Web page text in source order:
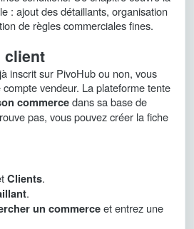
: ajout des détaillants, organisation
de règles commerciales fines.
client
inscrit sur PivoHub ou non, vous
compte vendeur. La plateforme tente
commercedans sa base de
pas, vous pouvez créer la fiche
Clients.
.
un commerceet entrez une